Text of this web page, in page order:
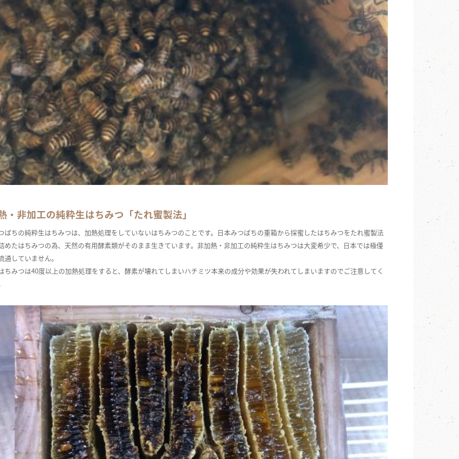
・非加工の純粋生はちみつ「たれ蜜製法」
ばちの純粋生はちみつは、加熱処理をしていないはちみつのことです。日本みつばちの重箱から採蜜したはちみつをたれ蜜製法
めたはちみつの為、天然の有用酵素類がそのまま生きています。非加熱・非加工の純粋生はちみつは大変希少で、日本では極僅
通していません。
ちみつは40度以上の加熱処理をすると、酵素が壊れてしまいハチミツ本来の成分や効果が失われてしまいますのでご注意してく